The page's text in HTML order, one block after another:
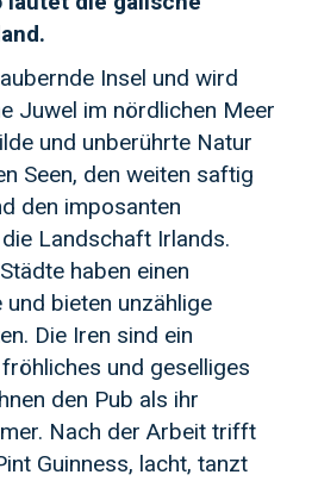
Insel und wird
Juwel im nördlichen Meer
und unberührte Natur
Seen, den weiten saftig
den imposanten
Landschaft Irlands.
haben einen
bieten unzählige
Die Iren sind ein
und geselliges
den Pub als ihr
Nach der Arbeit trifft
Guinness, lacht, tanzt